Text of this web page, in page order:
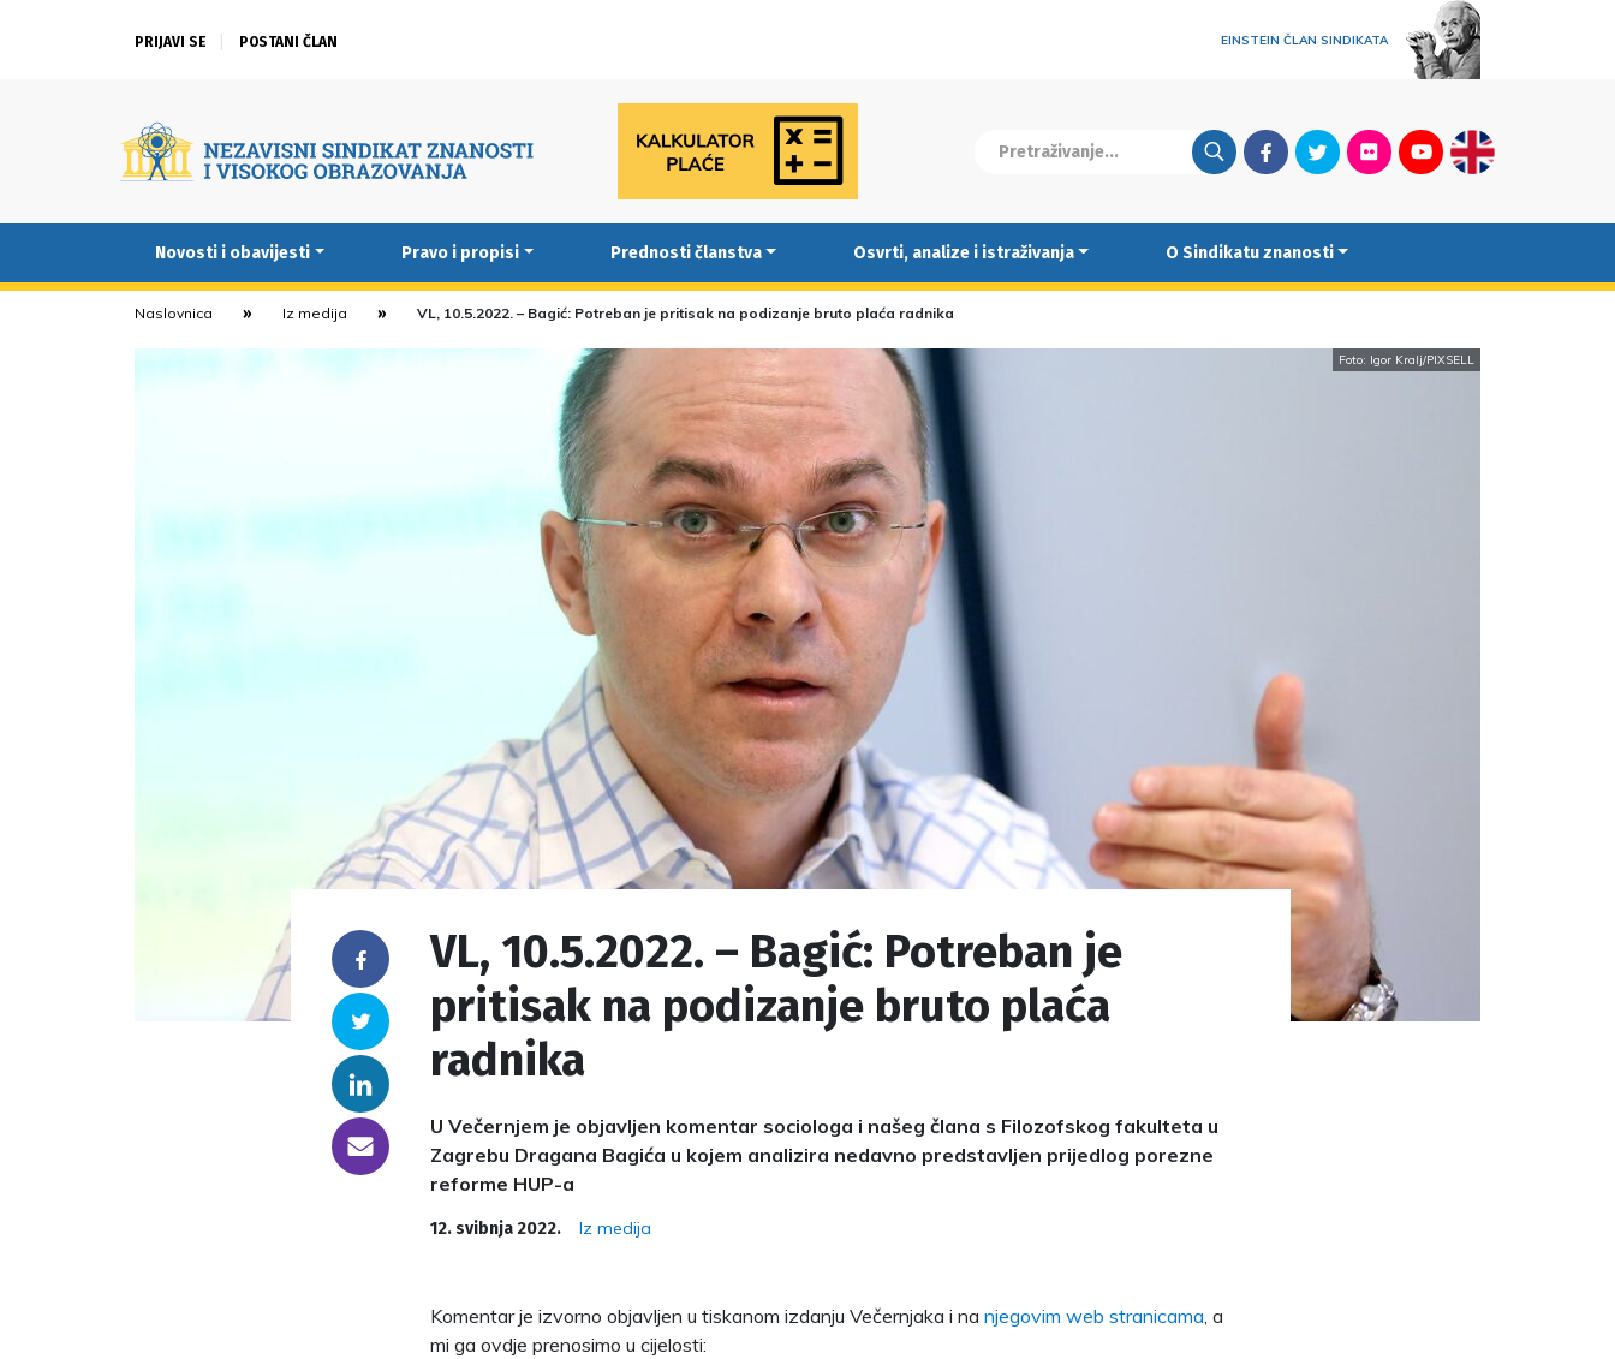
PRIJAVI SE POSTANI ČLAN EINSTEIN ČLAN SINDIKATA
FacebookTwitterFlickrYoutubeEnglish
Novosti i obavijesti Pravo i propisi Prednosti članstva Osvrti, analize i istraživanja O Sindikatu znanosti
Naslovnica Iz medija VL, 10.5.2022. – Bagić: Potreban je pritisak na podizanje bruto plaća radnika
Foto: Igor Kralj/PIXSELL
Facebook
Twitter
Linkedin
someone@yoursite.com
VL, 10.5.2022. – Bagić: Potreban je
pritisak na podizanje bruto plaća
radnika
U Večernjem je objavljen komentar sociologa i našeg člana s Filozofskog fakulteta u
Zagrebu Dragana Bagića u kojem analizira nedavno predstavljen prijedlog porezne
reforme HUP-a
12. svibnja 2022. Iz medija
Komentar je izvorno objavljen u tiskanom izdanju Večernjaka i na njegovim web stranicama, a
mi ga ovdje prenosimo u cijelosti: